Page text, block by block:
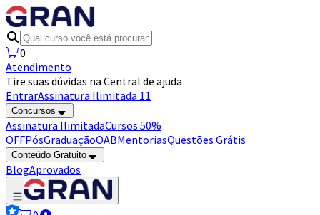
0
Atendimento
Tire suas dúvidas na Central de ajuda
EntrarAssinatura Ilimitada 11
Concursos
Assinatura IlimitadaCursos 50%
OFFPósGraduaçãoOABMentoriasQuestões Grátis
Conteúdo Gratuito
BlogAprovados